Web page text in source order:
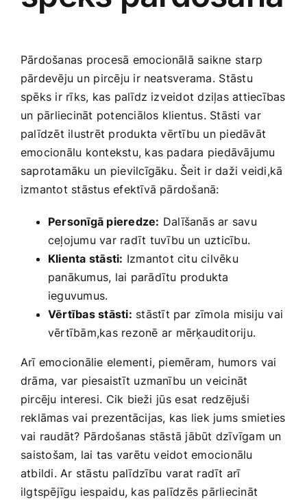
Pārdošanas procesā emocionālā saikne starp​
pārdevēju un⁣ pircēju ir neatsverama.⁣ Stāstu
spēks ir rīks, kas palīdz izveidot dziļas​ attiecības
⁤un pārliecināt potenciālos klientus. Stāsti ⁣var⁣
palīdzēt ilustrēt produkta ‌vērtību un piedāvāt
emocionālu kontekstu, kas‍ padara piedāvājumu
saprotamāku⁤ un pievilcīgāku. Šeit ir daži veidi,kā
izmantot stāstus‍ efektīvā pārdošanā:
Personīgā pieredze: Dalīšanās ar savu
ceļojumu var radīt tuvību un uzticību.
Klienta stāsti: Izmantot citu cilvēku
panākumus, lai parādītu produkta
ieguvumus.
Vērtības​ stāsti: stāstīt par zīmola misiju vai
vērtībām,kas rezonē ar mērķauditoriju.
Arī emocionālie ‍elementi, piemēram, humors ⁣vai
drāma, var piesaistīt ‍uzmanību ⁣un ​veicināt
pircēju interesi.⁢ Cik bieži ⁣jūs ⁤esat redzējuši
reklāmas vai prezentācijas, ⁤kas ​liek jums smieties
vai raudāt?⁣ Pārdošanas stāstā jābūt dzīvīgam un
⁢saistošam, lai‌ tas​ varētu veidot emocionālu
atbildi. Ar stāstu palīdzību varat radīt arī
ilgtspējīgu iespaidu, kas palīdzēs pārliecināt